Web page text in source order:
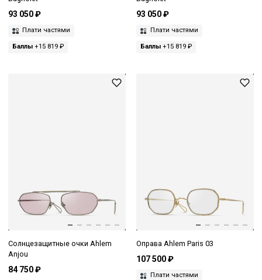
93 050 ₽
Плати частями
Баллы +15 819 ₽
93 050 ₽
Плати частями
Баллы+15 819 ₽
Солнцезащитные очки Ahlem
Anjou
84 750 ₽
Оправа Ahlem Paris 03
107 500 ₽
Плати частями